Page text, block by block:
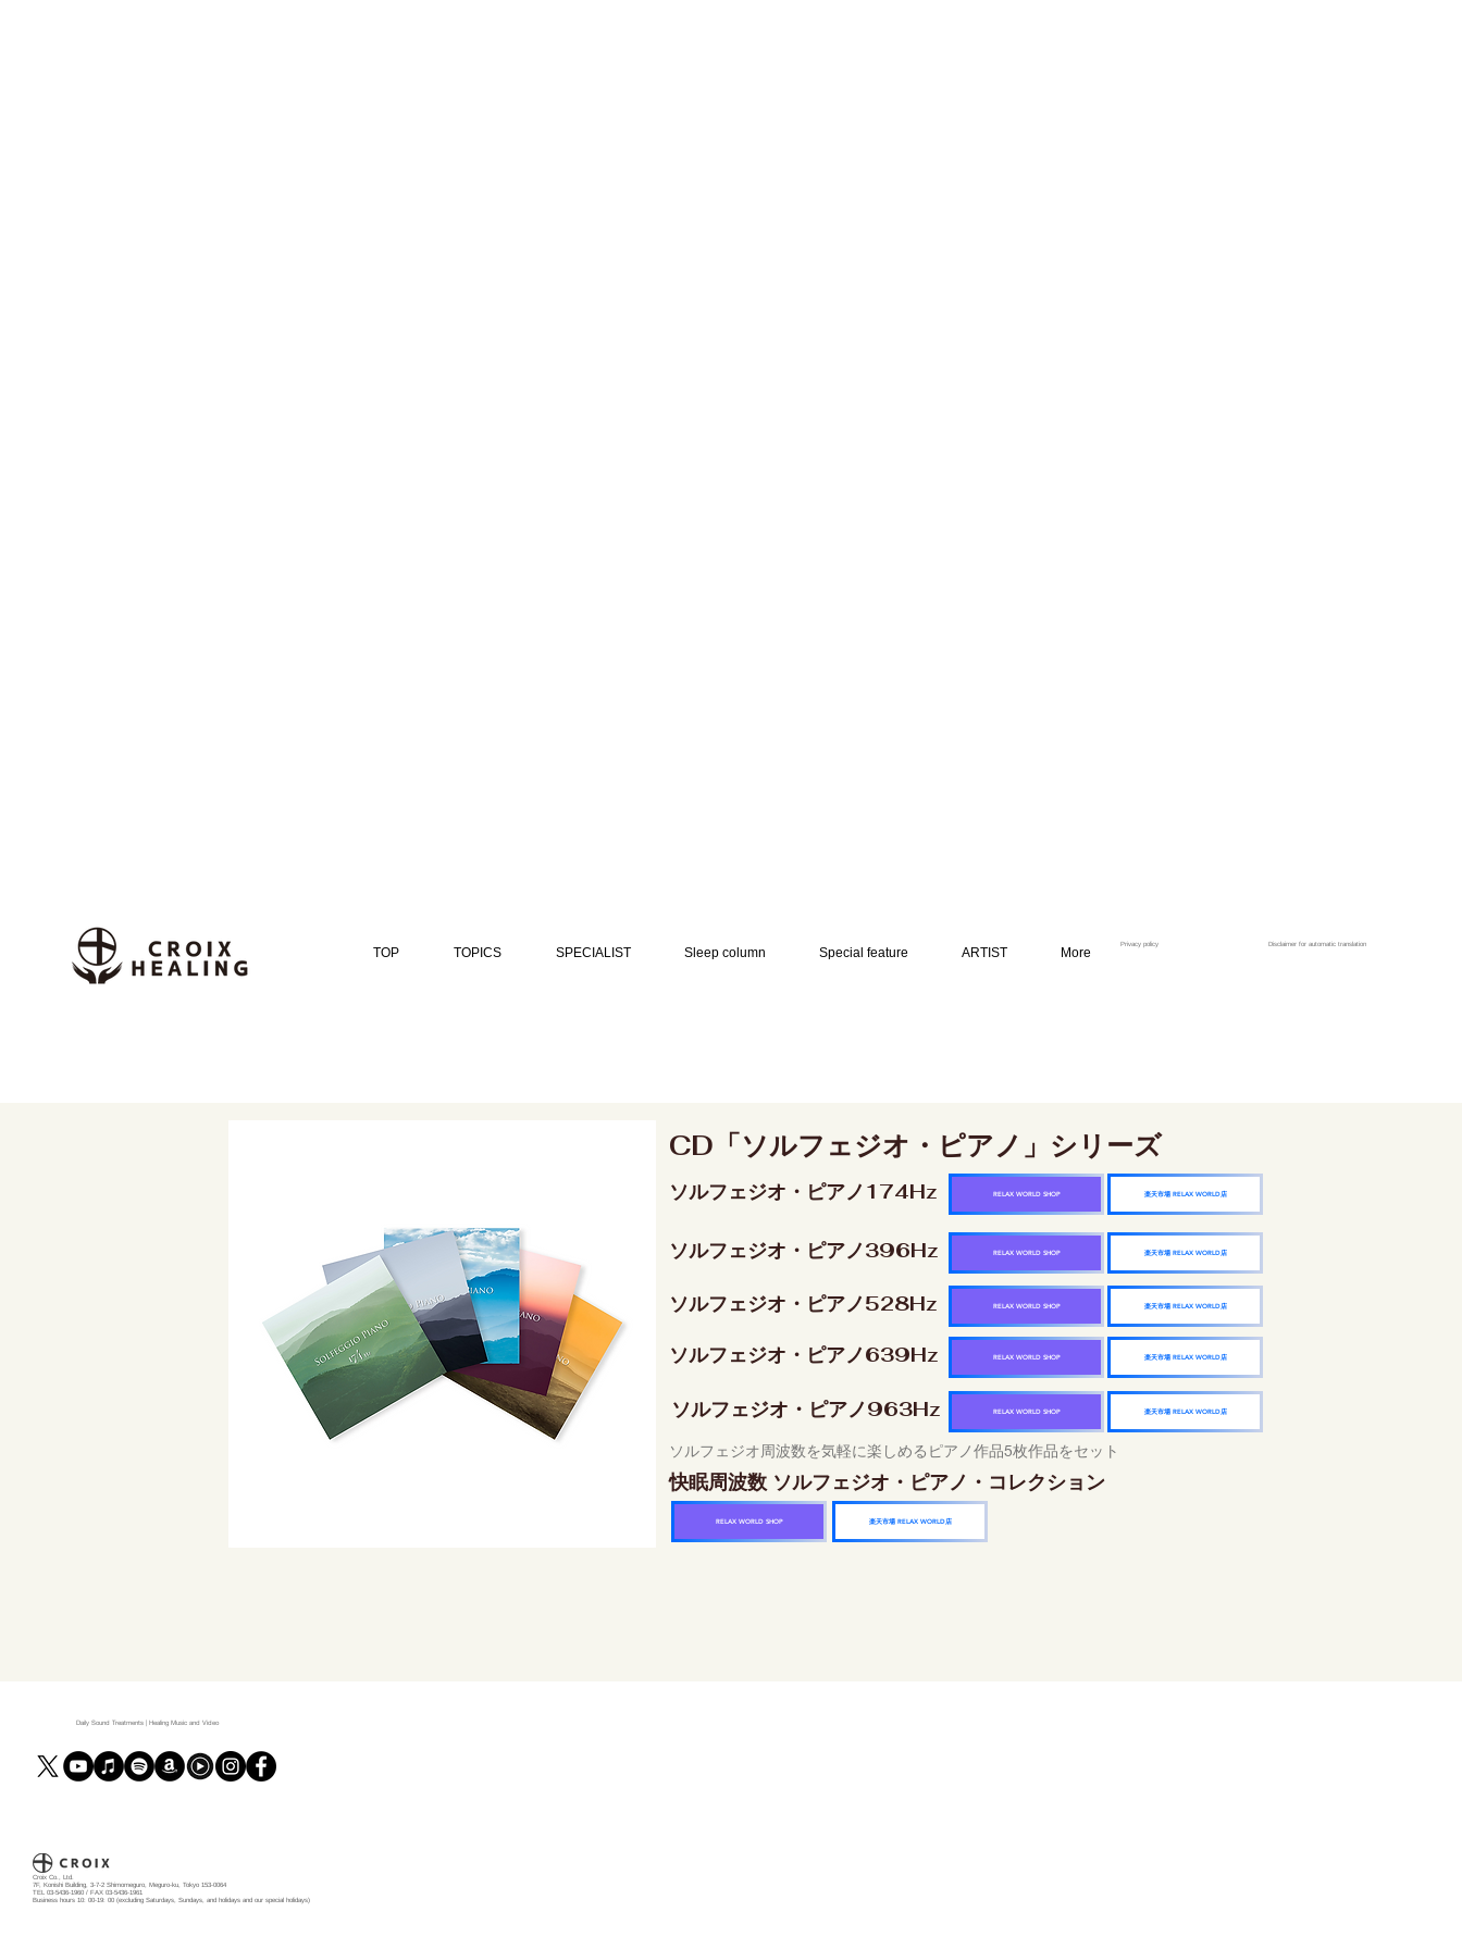
TOP TOPICS SPECIALIST Sleep column Special feature ARTIST More
Privacy policy Disclaimer for automatic translation
CD「ソルフェジオ・ピアノ」シリーズ
ソルフェジオ・ピアノ174Hz 楽天市場 RELAX WORLD店
RELAX WORLD SHOP
ソルフェジオ・ピアノ396Hz 楽天市場 RELAX WORLD店
RELAX WORLD SHOP
ソルフェジオ・ピアノ528Hz 楽天市場 RELAX WORLD店
RELAX WORLD SHOP
ソルフェジオ・ピアノ639Hz 楽天市場 RELAX WORLD店
RELAX WORLD SHOP
ソルフェジオ・ピアノ963Hz 楽天市場 RELAX WORLD店
RELAX WORLD SHOP
ソルフェジオ周波数を気軽に楽しめるピアノ作品5枚作品をセット
快眠周波数 ソルフェジオ・ピアノ・コレクション
RELAX WORLD SHOP 楽天市場 RELAX WORLD店
Daily Sound Treatments | Healing Music and Video
Croix Co., Ltd.
7F, Konishi Building, 3-7-2 Shimomeguro, Meguro-ku, Tokyo 153-0064
TEL 03-5436-1960 / FAX 03-5436-1961
Business hours 10: 00-19: 00 (excluding Saturdays, Sundays, and holidays and our special holidays)